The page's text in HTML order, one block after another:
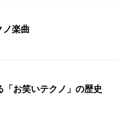
ラゴン＆オリエンタ
歌詞はない）をリリー
ャック・ダイアモンド
です。
度をチェックしていき
ノ楽曲
「お笑いテクノ」の歴史